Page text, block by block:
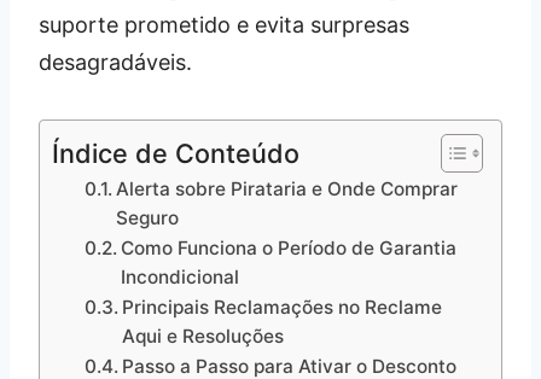
suporte prometido e evita surpresas
desagradáveis.
Índice de Conteúdo
Alerta sobre Pirataria e Onde Comprar
Seguro
Como Funciona o Período de Garantia
Incondicional
Principais Reclamações no Reclame
Aqui e Resoluções
Passo a Passo para Ativar o Desconto